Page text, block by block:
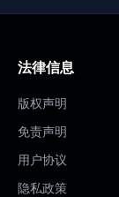
法律信息
版权声明
免责声明
用户协议
隐私政策